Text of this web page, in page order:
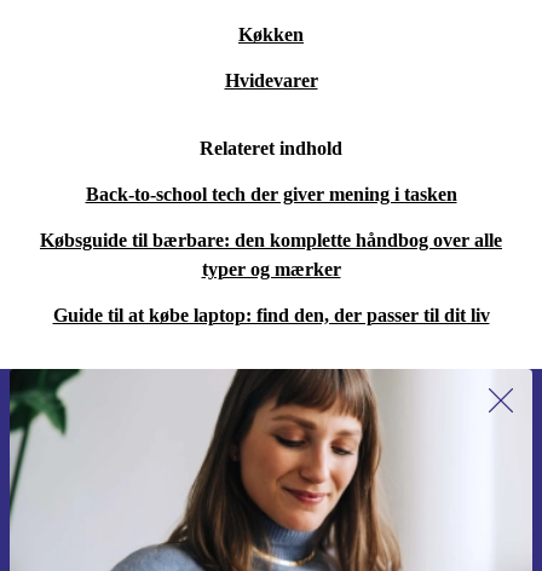
Køkken
Hvidevarer
Relateret indhold
Back-to-school tech der giver mening i tasken
Købsguide til bærbare: den komplette håndbog over alle
typer og mærker
Guide til at købe laptop: find den, der passer til dit liv
Tilmeld dig vores nyhedsbrev for
første gang og spar 115 kr!
Gå aldrig glip af et tilbud igen.